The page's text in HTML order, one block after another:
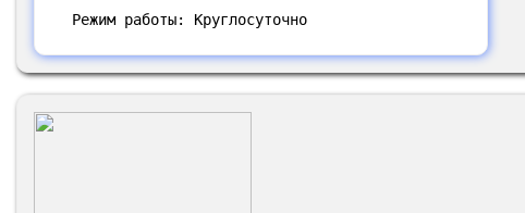
Режим работы: Круглосуточно